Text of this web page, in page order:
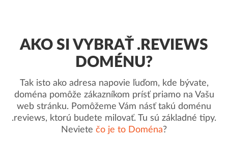
AKO SI VYBRAŤ .REVIEWS
DOMÉNU?
Tak isto ako adresa napovie ľuďom, kde bývate,
doména pomôže zákazníkom prísť priamo na Vašu
web stránku. Pomôžeme Vám násť takú doménu
.reviews, ktorú budete milovať. Tu sú základné tipy.
Neviete čo je to Doména?